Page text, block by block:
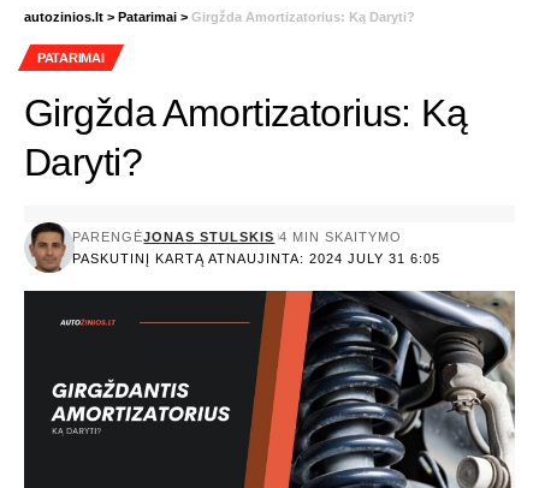
autozinios.lt > Patarimai > Girgžda Amortizatorius: Ką Daryti?
PATARIMAI
Girgžda Amortizatorius: Ką
Daryti?
PASKUTINĮ KARTĄ ATNAUJINTA: 2024 JULY 31 6:05
PARENGĖJONAS STULSKIS 4 MIN SKAITYMO